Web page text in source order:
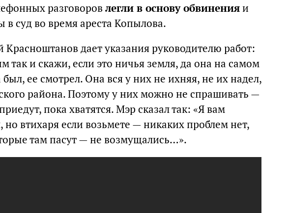
разговоров легли в основу обвиненияи
в суд во время ареста Копылова.
Красноштанов дает указания руководителю работ:
так и скажи, если это ничья земля, да она на самом
ее смотрел. Она вся у них не ихняя, не их надел,
района. Поэтому у них можно не спрашивать —
пока хватятся. Мэр сказал так: «Я вам
но втихаря если возьмете — никаких проблем нет,
там пасут — не возмущались…».